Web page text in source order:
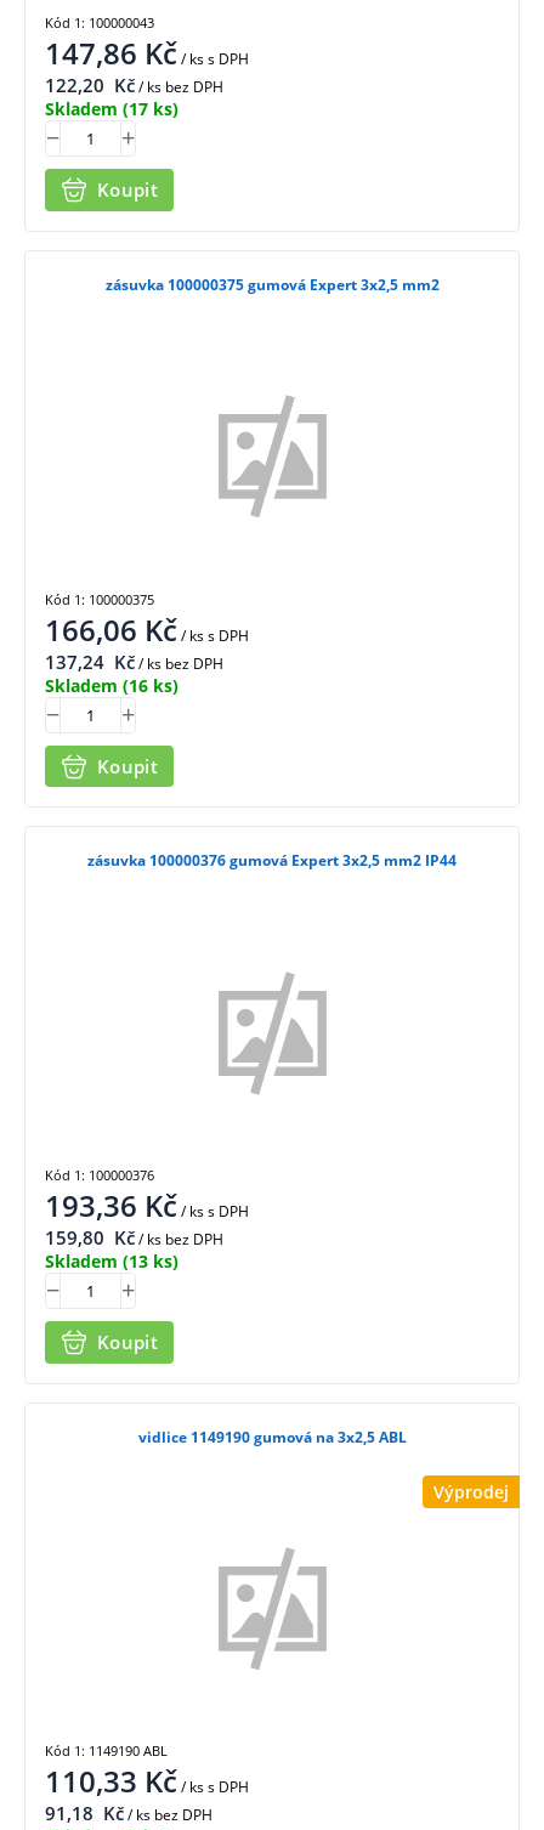
147,86 Kč/ kss DPH
122,20 Kč/ ks bez DPH
Skladem (17 ks)
Koupit
Kód 1: 100000043
zásuvka 100000375 gumová Expert 3x2,5 mm2
166,06 Kč/ kss DPH
137,24 Kč/ ks bez DPH
Skladem (16 ks)
Koupit
Kód 1: 100000375
zásuvka 100000376 gumová Expert 3x2,5 mm2 IP44
193,36 Kč/ kss DPH
159,80 Kč/ ks bez DPH
Skladem (13 ks)
Koupit
Kód 1: 100000376
Výprodej
vidlice 1149190 gumová na 3x2,5 ABL
110,33 Kč/ kss DPH
91,18 Kč/ ks bez DPH
Kód 1: 1149190 ABL